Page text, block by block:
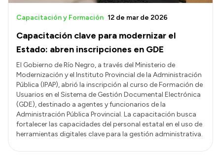
Capacitación clave para modernizar el
Estado: abren inscripciones en GDE
Capacitación y Formación 12 de mar de 2026
El Gobierno de Río Negro, a través del Ministerio de
Modernización y el Instituto Provincial de la Administración
Pública (IPAP), abrió la inscripción al curso de Formación de
Usuarios en el Sistema de Gestión Documental Electrónica
(GDE), destinado a agentes y funcionarios de la
Administración Pública Provincial. La capacitación busca
fortalecer las capacidades del personal estatal en el uso de
herramientas digitales clave para la gestión administrativa.